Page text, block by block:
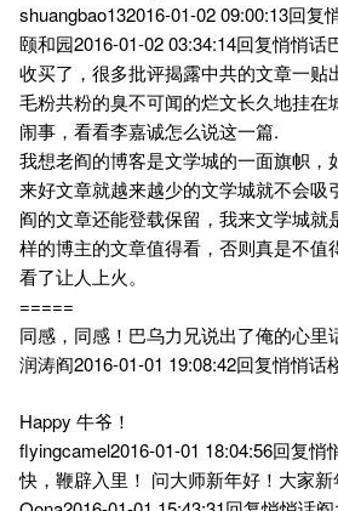
shuangbao132016-01-02 09:00:13回复
颐和园2016-01-02 03:34:14回复悄悄话
收买了，很多批评揭露中共的文章一贴
毛粉共粉的臭不可闻的烂文长久地挂在
闹事，看看李嘉诚怎么说这一篇.
我想老阎的博客是文学城的一面旗帜，
来好文章就越来越少的文学城就不会吸
阎的文章还能登载保留，我来文学城就
样的博主的文章值得看，否则真是不值
看了让人上火。
=====
同感，同感！巴乌力兄说出了俺的心里
润涛阎2016-01-01 19:08:42回复悄悄话
Happy 牛爷！
flyingcamel2016-01-01 18:04:56回复悄
快，鞭辟入里！ 问大师新年好！大家新